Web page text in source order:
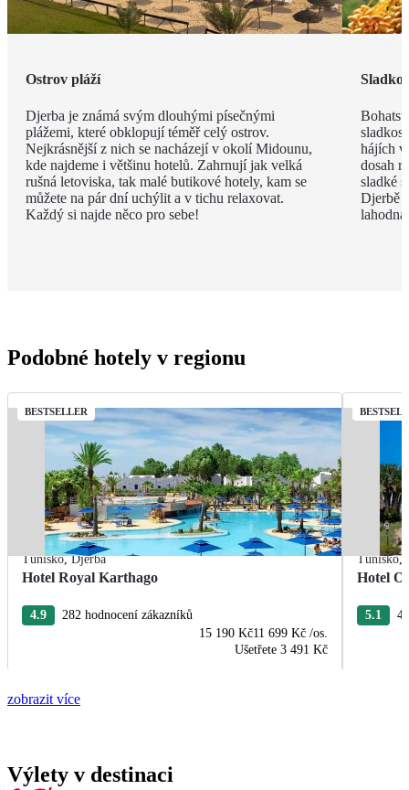
Ostrov pláží
Djerba je známá svým dlouhými písečnými
plážemi, které obklopují téměř celý ostrov.
Nejkrásnější z nich se nacházejí v okolí Midounu,
kde najdeme i většinu hotelů. Zahrnují jak velká
rušná letoviska, tak malé butikové hotely, kam se
můžete na pár dní uchýlit a v tichu relaxovat.
Každý si najde něco pro sebe!
hájích
dosah
sladké
Djerbě
Podobné hotely v regionu
BESTSELLER
Tunisko,Djerba
Hotel Royal Karthago
4.9
282 hodnocení zákazníků
15 190 Kč11 699 Kč /os.
Ušetřete 3 491 Kč
Tunisko,
Hotel
5.1
zobrazit více
Výlety v destinaci